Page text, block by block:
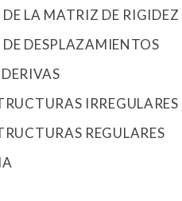
LA MATRIZ DE RIGIDEZ
DESPLAZAMIENTOS
IRREGULARES
REGULARES